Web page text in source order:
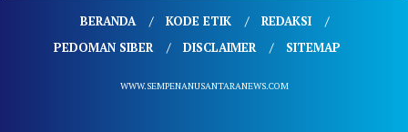
BERANDA KODE ETIK
REDAKSI
PEDOMAN SIBER
DISCLAIMER SITEMAP
WWW.SEMPENANUSANTARANEWS.COM